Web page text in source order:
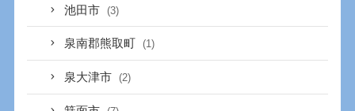
池田市 (3)
泉南郡熊取町 (1)
泉大津市 (2)